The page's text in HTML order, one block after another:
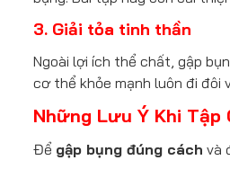
3. Giải tỏa tinh thần
Ngoài lợi ích thể chất, gập
cơ thể khỏe mạnh luôn đi đôi
Những Lưu Ý Khi Tập
Để gập bụng đúng cách và